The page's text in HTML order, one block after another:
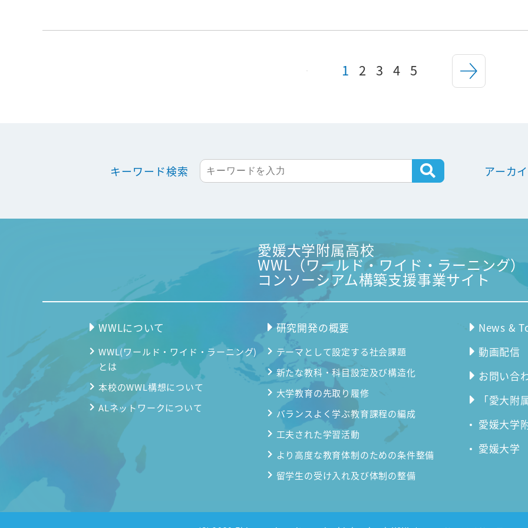
1 2 3 4 5
キーワード検索 アーカ
愛媛大学附属高校
WWL（ワールド・ワイド・ラーニング）
コンソーシアム構築支援事業サイト
WWLについて
WWL(ワールド・ワイド・ラーニング)
とは
本校のWWL構想について
ALネットワークについて
研究開発の概要
テーマとして設定する社会課題
新たな教科・科目設定及び構造化
大学教育の先取り履修
バランスよく学ぶ教育課程の編成
工夫された学習活動
より高度な教育体制のための条件整備
留学生の受け入れ及び体制の整備
News &
動画配信
お問い合
「愛大
愛媛大学
愛媛大学